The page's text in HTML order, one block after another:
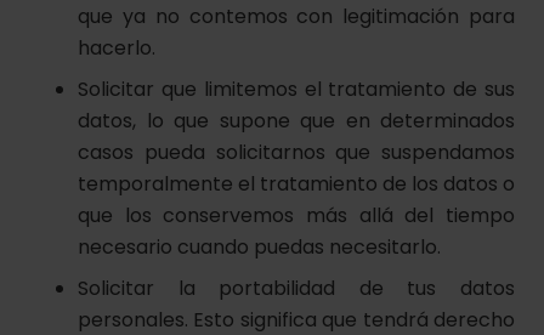
que ya no contemos con legitimación para
hacerlo.
Solicitar que limitemos el tratamiento de sus
datos, lo que supone que en determinados
casos pueda solicitarnos que suspendamos
temporalmente el tratamiento de los datos o
que los conservemos más allá del tiempo
necesario cuando puedas necesitarlo.
Solicitar la portabilidad de tus datos
personales. Esto significa que tendrá derecho